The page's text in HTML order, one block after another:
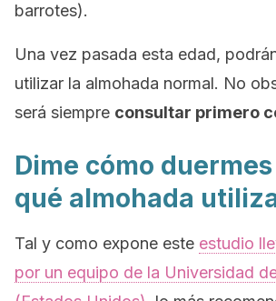
barrotes).
Una vez pasada esta edad,
utilizar la almohada normal. No
será siempre consultar primero
Dime cómo
qué almohada
Tal y como expone este estudio
por un equipo de la Universidad